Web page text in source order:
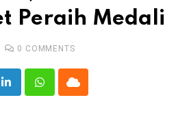
Peraih Medali
0 COMMENTS
LinkedInWhatsappCloud